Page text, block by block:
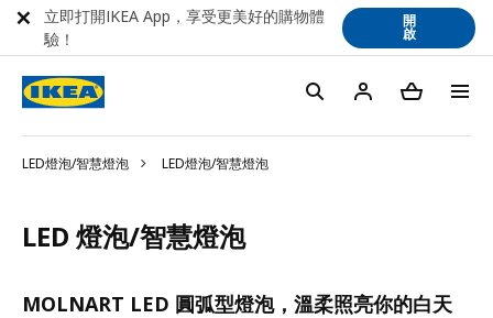
LED燈泡/智慧燈泡 LED燈泡/智慧燈泡
LED 燈泡/智慧燈泡
MOLNART LED 圓弧型燈泡，溫柔照亮你的白天
立即打開IKEA App，享受更美好的購物體
驗！
開
啟